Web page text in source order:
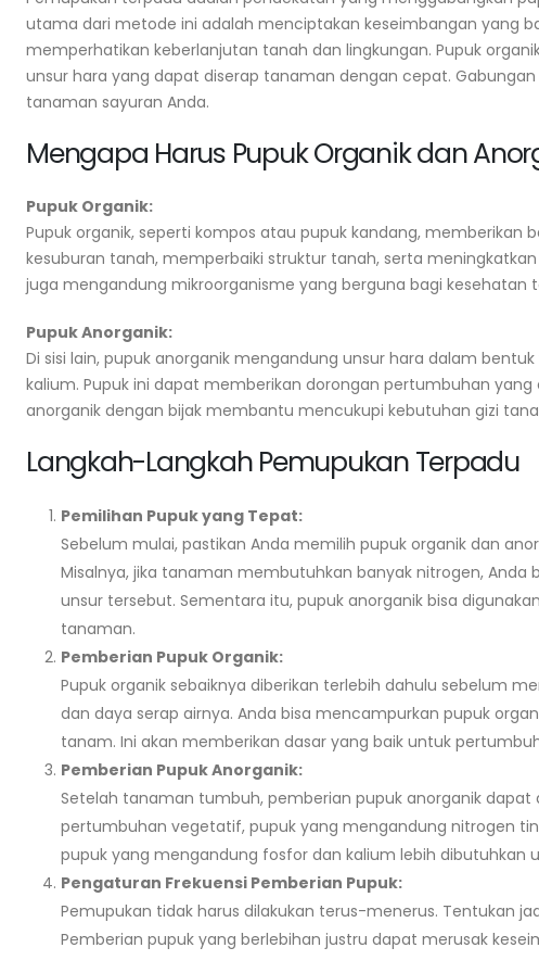
utama dari metode ini adalah menciptakan keseimbangan yang
memperhatikan keberlanjutan tanah dan lingkungan. Pupuk
unsur hara yang dapat diserap tanaman dengan cepat.
tanaman sayuran Anda.
Mengapa Harus Pupuk Organik dan
Pupuk Organik:
Pupuk organik, seperti kompos atau pupuk kandang,
kesuburan tanah, memperbaiki struktur tanah, serta
juga mengandung mikroorganisme yang berguna bagi
Pupuk Anorganik:
Di sisi lain, pupuk anorganik mengandung unsur hara dalam
kalium. Pupuk ini dapat memberikan dorongan pertumbuhan
anorganik dengan bijak membantu mencukupi kebutuhan gizi
Langkah-Langkah Pemupukan Terpadu
Pemilihan Pupuk yang Tepat:
Sebelum mulai, pastikan Anda memilih pupuk organik dan
Misalnya, jika tanaman membutuhkan banyak nitrogen,
unsur tersebut. Sementara itu, pupuk anorganik bisa
tanaman.
Pemberian Pupuk Organik:
Pupuk organik sebaiknya diberikan terlebih dahulu sebelum
dan daya serap airnya. Anda bisa mencampurkan pupuk
tanam. Ini akan memberikan dasar yang baik untuk
Pemberian Pupuk Anorganik:
Setelah tanaman tumbuh, pemberian pupuk anorganik
pertumbuhan vegetatif, pupuk yang mengandung nitrogen
pupuk yang mengandung fosfor dan kalium lebih
Pengaturan Frekuensi Pemberian Pupuk:
Pemupukan tidak harus dilakukan terus-menerus. Tentukan
Pemberian pupuk yang berlebihan justru dapat merusak